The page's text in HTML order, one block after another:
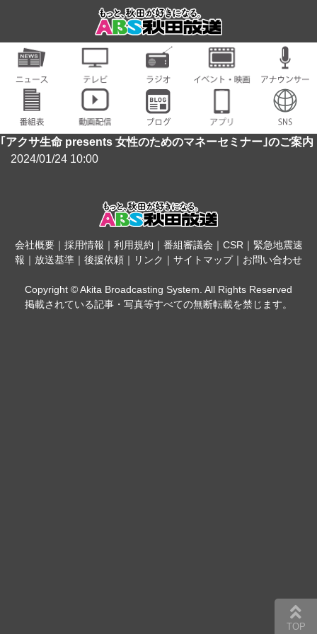
｢アクサ生命 presents 女性のためのマネーセミナー｣のご案内
2024/01/24 10:00
会社概要｜ 採用情報 ｜ 利用規約 ｜ 番組審議会 ｜ CSR｜ 緊急地震速
報 ｜ 放送基準 ｜ 後援依頼 ｜ リンク ｜ サイトマップ｜ お問い合わせ
Copyright © Akita Broadcasting System. All Rights Reserved
掲載されている記事・写真等すべての無断転載を禁じます。